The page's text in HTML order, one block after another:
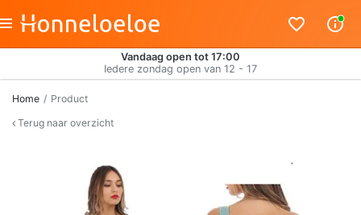
Vandaag open tot 17:00
Iedere zondag open van 12 - 17
Home
Product
Terug naar overzicht